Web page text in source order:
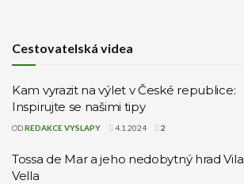
Cestovatelská videa
Kam vyrazit na výlet v České republice:
Inspirujte se našimi tipy
ODREDAKCE VYSLAPY 4.1.2024 2
Tossa de Mar a jeho nedobytný hrad Vila
Vella